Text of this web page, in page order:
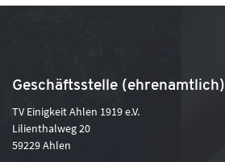
Geschäftsstelle (ehrenamtlich)
TV Einigkeit Ahlen 1919 e.V.
Lilienthalweg 20
59229 Ahlen